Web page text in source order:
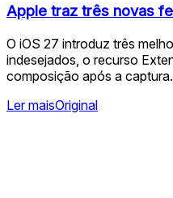
Apple traz três novas
O iOS 27 introduz três
indesejados, o recurso
composição após a
Ler maisOriginal